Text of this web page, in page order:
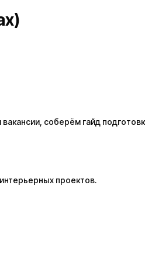
соберём гайд
проектов.